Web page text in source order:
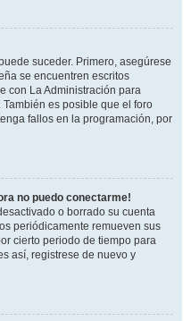
suceder. Primero, asegúrese
se encuentren escritos
con La Administración para
es posible que el foro
fallos en la programación, por
no puedo conectarme!
o borrado su cuenta
periódicamente remueven sus
cierto periodo de tiempo para
así, registrese de nuevo y